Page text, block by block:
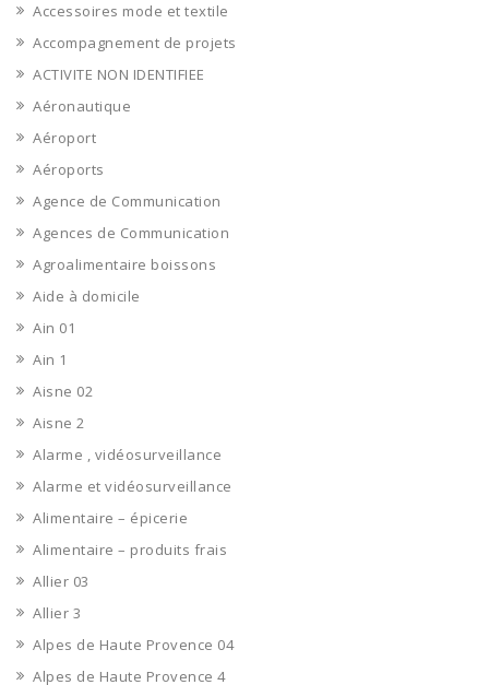
Accessoires mode et textile
Accompagnement de projets
ACTIVITE NON IDENTIFIEE
Aéronautique
Aéroport
Aéroports
Agence de Communication
Agences de Communication
Agroalimentaire boissons
Aide à domicile
Ain 01
Ain 1
Aisne 02
Aisne 2
Alarme , vidéosurveillance
Alarme et vidéosurveillance
Alimentaire – épicerie
Alimentaire – produits frais
Allier 03
Allier 3
Alpes de Haute Provence 04
Alpes de Haute Provence 4